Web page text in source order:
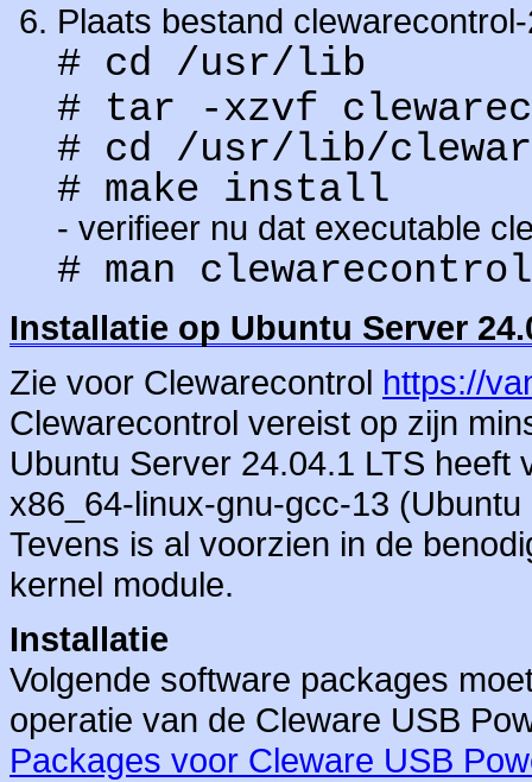
Plaats bestand
# cd /usr/lib
# tar -xzvf
# cd /usr/lib/
# make install
- verifieer nu dat executable
# man clewarecontrol
Installatie op Ubuntu Server
Zie voor Clewarecontrol https://
Clewarecontrol vereist op zijn
Ubuntu Server 24.04.1 LTS
x86_64-linux-gnu-gcc-13
Tevens is al voorzien in de
kernel module.
Installatie
Volgende software packages
operatie van de Cleware USB
Packages voor Cleware USB